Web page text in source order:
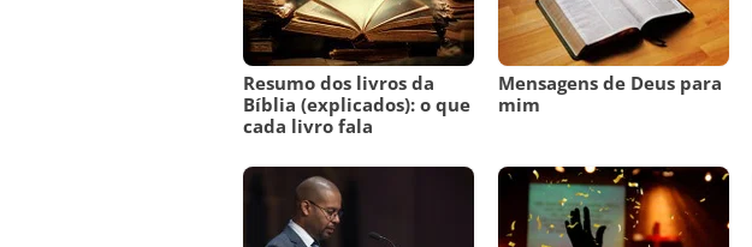
Resumo dos livros da
Bíblia (explicados): o que
cada livro fala
Mensagens de Deus para
mim